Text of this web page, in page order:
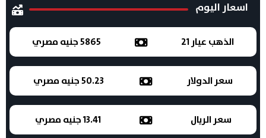
اسعار اليوم
الذهب عيار 21 5865 جنيه مصري
سعر الدولار 50.23 جنيه مصري
سعر الريال 13.41 جنيه مصري